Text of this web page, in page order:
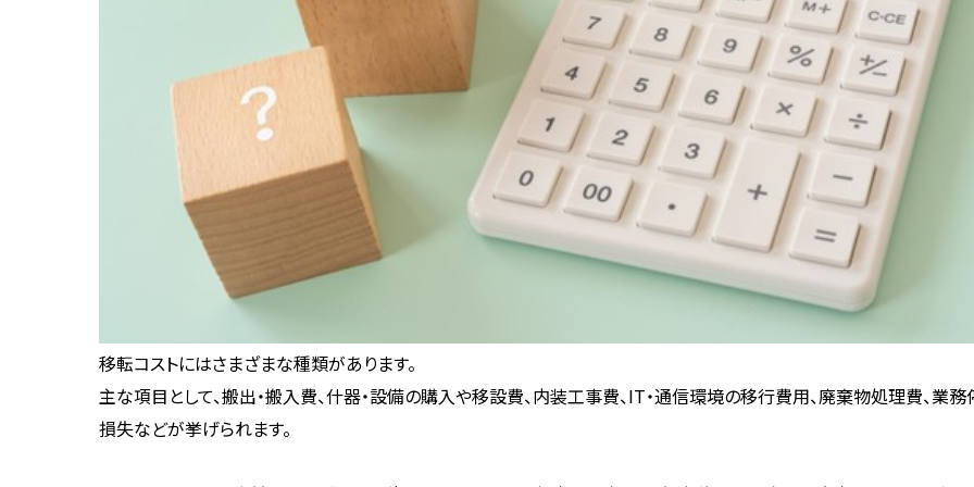
移転コストにはさまざまな種類があります。
主な項目として、搬出・搬入費、什器・設備の購入や移設費、内装工事費、IT・通信環境の移行費用、廃棄物処理費、業
損失などが挙げられます。